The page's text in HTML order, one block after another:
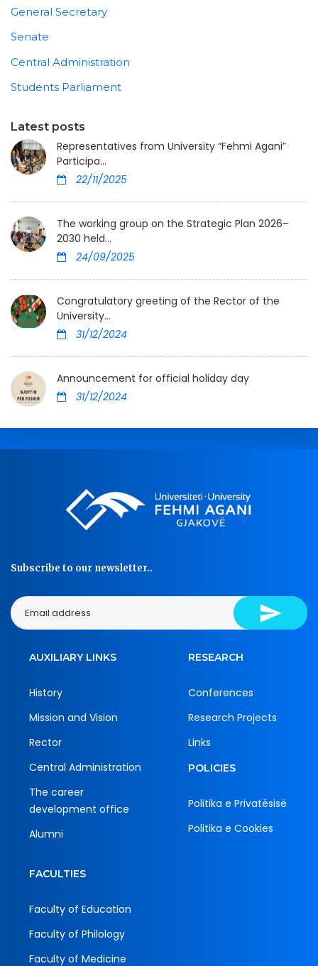
General Secretary
Senate
Central Administration
Students Parliament
Latest posts
Representatives from University “Fehmi Agani”
Participa...
22/11/2025
The working group on the Strategic Plan 2026–
2030 held...
24/09/2025
Congratulatory greeting of the Rector of the
University...
31/12/2024
Announcement for official holiday day
31/12/2024
Subscribe to our newsletter..
AUXILIARY LINKS
History
Mission and Vision
Rector
Central Administration
The career
development office
Alumni
RESEARCH
Conferences
Research Projects
Links
POLICIES
Politika e Privatësisë
Politika e Cookies
FACULTIES
Faculty of Education
Faculty of Philology
Faculty of Medicine